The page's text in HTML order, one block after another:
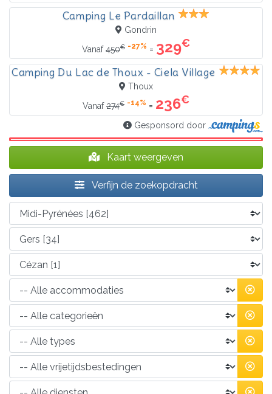
Camping Le Pardaillan
Gondrin
Vanaf450€ -27% = 329€
Camping Du Lac de Thoux - Ciela Village
Thoux
Vanaf274€ -14% = 236€
Gesponsord door
Kaart weergeven
Verfijn de zoekopdracht